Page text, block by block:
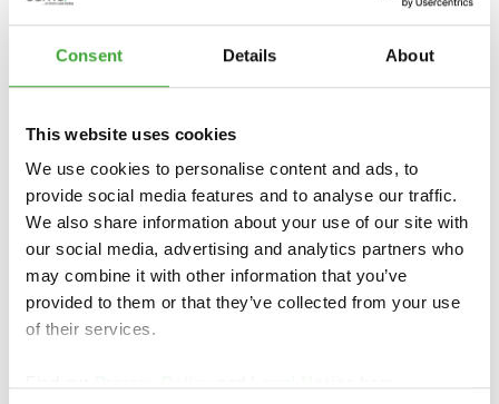
Consent Details About
This website uses cookies
We use cookies to personalise content and ads, to
provide social media features and to analyse our traffic.
We also share information about your use of our site with
our social media, advertising and analytics partners who
may combine it with other information that you’ve
provided to them or that they’ve collected from your use
of their services.
POUR OBTENIR DES INFORMATIONS
SPÉCIFIQUES À CHAQUE PAYS, VEUILLEZ
CONTACTER LE GROSSISTE OU LE
REVENDEUR SPÉCIALISÉ DE VOTRE RÉGION
:
info-export@osmo.de